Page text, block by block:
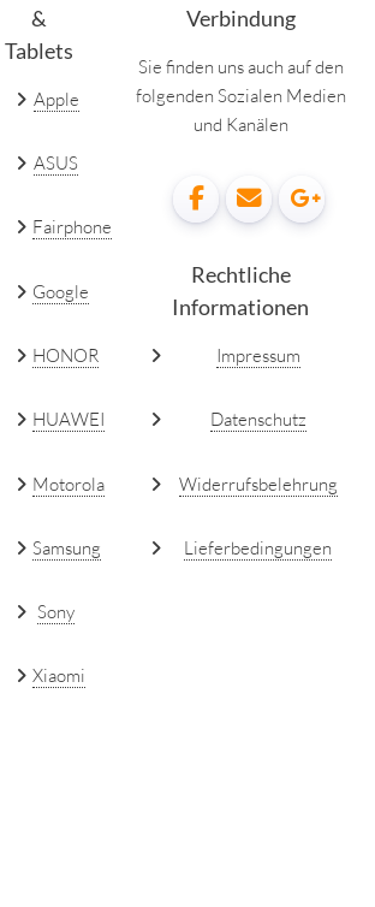
&
Tablets
Apple
ASUS
Fairphone
Google
HONOR
HUAWEI
Motorola
Samsung
Sony
Xiaomi
Verbindung
Sie finden uns auch auf den
folgenden Sozialen Medien
und Kanälen
Rechtliche
Informationen
Impressum
Datenschutz
Widerrufsbelehrung
Lieferbedingungen